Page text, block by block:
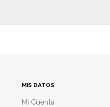
MIS DATOS
Mi Cuenta